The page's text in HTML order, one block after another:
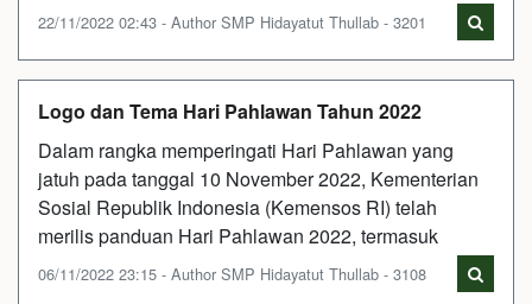
22/11/2022 02:43 - Author SMP Hidayatut Thullab - 3201
Logo dan Tema Hari Pahlawan Tahun 2022
Dalam rangka memperingati Hari Pahlawan yang
jatuh pada tanggal 10 November 2022, Kementerian
Sosial Republik Indonesia (Kemensos RI) telah
merilis panduan Hari Pahlawan 2022, termasuk
06/11/2022 23:15 - Author SMP Hidayatut Thullab - 3108